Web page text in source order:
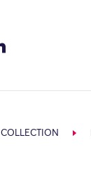
COLLECTION